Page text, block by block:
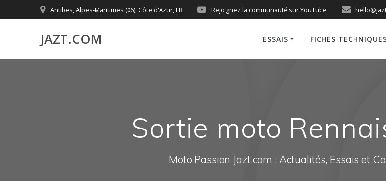
to
Antibes, Alpes-Maritimes (06), Côte d'Azur, FR Rejoignez la communauté sur YouTube
JAZT.COM ESSAIS FICHES TECHNIQUES
Sortie moto
Moto Passion Jazt.com : Actualités, Essais et